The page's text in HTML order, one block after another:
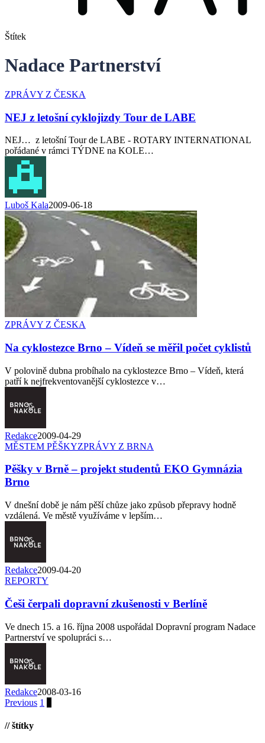
Štítek
Nadace Partnerství
ZPRÁVY Z ČESKA
NEJ z letošní cyklojizdy Tour de LABE
NEJ… z letošní Tour de LABE - ROTARY INTERNATIONAL
pořádané v rámci TÝDNE na KOLE…
Luboš Kala2009-06-18
ZPRÁVY Z ČESKA
Na cyklostezce Brno – Vídeň se měřil počet cyklistů
V polovině dubna probíhalo na cyklostezce Brno – Vídeň, která
patří k nejfrekventovanější cyklostezce v…
Redakce2009-04-29
MĚSTEM PĚŠKYZPRÁVY Z BRNA
Pěšky v Brně – projekt studentů EKO Gymnázia
Brno
V dnešní době je nám pěší chůze jako způsob přepravy hodně
vzdálená. Ve městě využíváme v lepším…
Redakce2009-04-20
REPORTY
Češi čerpali dopravní zkušenosti v Berlíně
Ve dnech 15. a 16. října 2008 uspořádal Dopravní program Nadace
Partnerství ve spolupráci s…
Redakce2008-03-16
Previous 1
// štítky